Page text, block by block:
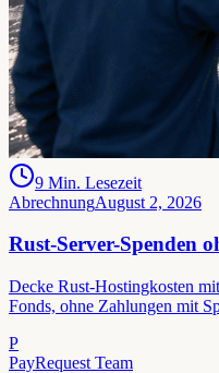
9 Min. Lesezeit
AbrechnungAugust 2, 2026
Rust-Server-Spenden
Decke Rust-Hostingkosten
Fonds, ohne Zahlungen mit
P
PayRequest Team